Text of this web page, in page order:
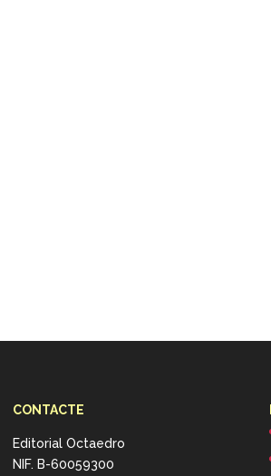
CONTACTE
Editorial Octaedro
NIF. B-60059300